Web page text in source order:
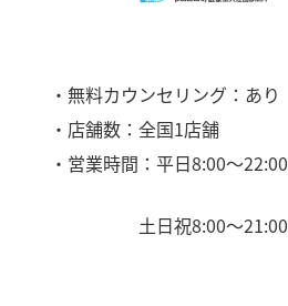
・無料カウンセリング：あり
・店舗数：全国1店舗
・営業時間：平日8:00〜22:00
土日祝8:00〜21:00